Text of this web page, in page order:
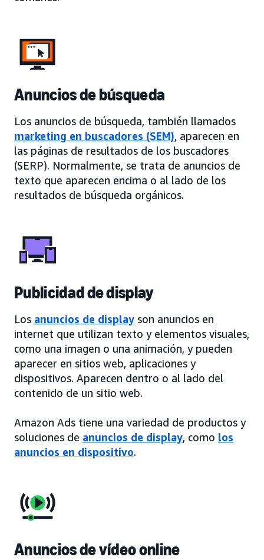
Anuncios de búsqueda
Los anuncios de búsqueda, también llamados
marketing en buscadores (SEM), aparecen en
las páginas de resultados de los buscadores
(SERP). Normalmente, se trata de anuncios de
texto que aparecen encima o al lado de los
resultados de búsqueda orgánicos.
Publicidad de display
Los anuncios de display son anuncios en
internet que utilizan texto y elementos visuales,
como una imagen o una animación, y pueden
aparecer en sitios web, aplicaciones y
dispositivos. Aparecen dentro o al lado del
contenido de un sitio web.
Amazon Ads tiene una variedad de productos y
soluciones de anuncios de display, como los
anuncios en dispositivo.
Anuncios de vídeo online